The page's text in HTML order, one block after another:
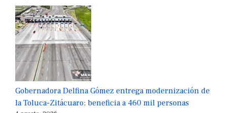
Gobernadora Delfina Gómez entrega modernización de
la Toluca-Zitácuaro; beneficia a 460 mil personas